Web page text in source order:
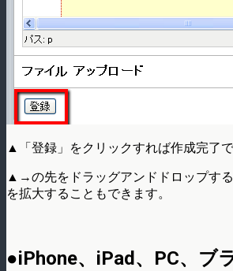
▲「登録」をクリックすれば作成完了
▲→の先をドラッグアンドドロップす
を拡大することもできます。
●iPhone、iPad、PC、ブ